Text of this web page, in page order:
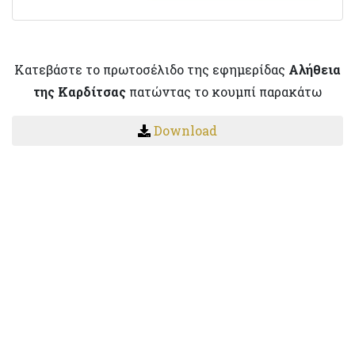
Κατεβάστε το πρωτοσέλιδο της εφημερίδας Αλήθεια
της Καρδίτσας πατώντας το κουμπί παρακάτω
Download